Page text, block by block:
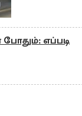
எப்படி